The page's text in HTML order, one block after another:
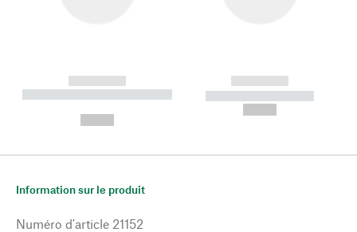
------------
----------- ----------- --------
------------
----------- -----------
Information sur le produit
Numéro d'article 21152